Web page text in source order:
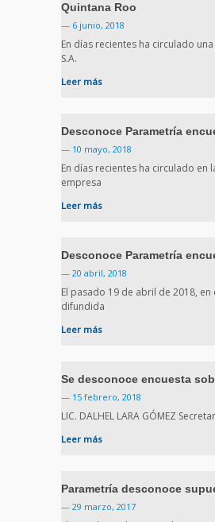
Quintana Roo
— 6 junio, 2018
En días recientes ha circulado
S.A.
Leer más
Desconoce Parametría
— 10 mayo, 2018
En días recientes ha circulado
empresa
Leer más
Desconoce Parametría
— 20 abril, 2018
El pasado 19 de abril de 2018,
difundida
Leer más
Se desconoce encuesta
— 15 febrero, 2018
LIC. DALHEL LARA GÓMEZ
Leer más
Parametría desconoce
— 29 marzo, 2017